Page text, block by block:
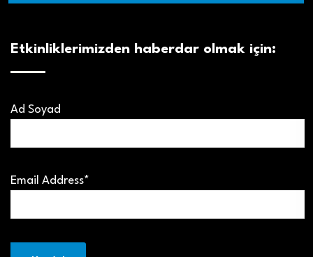
Etkinliklerimizden haberdar olmak için:
Ad Soyad
Email Address*